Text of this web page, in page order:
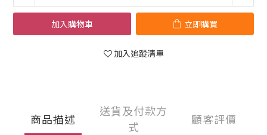
加入購物車 立即購買
加入追蹤清單
商品描述
送貨及付款方
式
顧客評價